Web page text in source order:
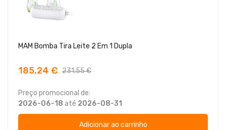
MAM Bomba Tira Leite 2 Em 1 Dupla
185,24 € 231,55 €
Preço promocional de:
2026-06-18 até 2026-08-31
Adicionar ao carrinho